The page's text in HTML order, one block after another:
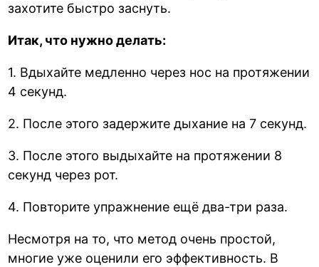
захотите быстро заснуть.
Итак, что нужно делать:
1. Вдыхайте медленно через нос на протяжении
4 секунд.
2. После этого задержите дыхание на 7 секунд.
3. После этого выдыхайте на протяжении 8
секунд через рот.
4. Повторите упражнение ещё два-три раза.
Несмотря на то, что метод очень простой,
многие уже оценили его эффективность. В